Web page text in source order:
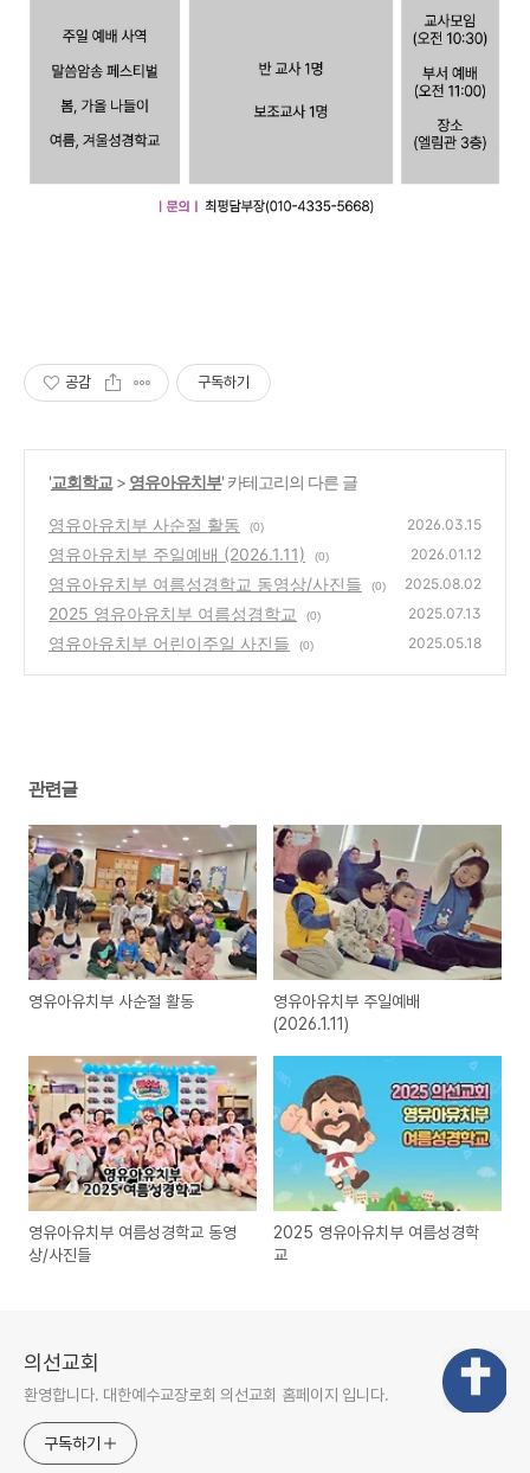
공감 구독하기
'교회학교 > 영유아유치부' 카테고리의 다른 글
영유아유치부 사순절 활동 (0) 2026.03.15
영유아유치부 주일예배 (2026.1.11) (0) 2026.01.12
영유아유치부 여름성경학교 동영상/사진들 (0) 2025.08.02
2025 영유아유치부 여름성경학교 (0) 2025.07.13
영유아유치부 어린이주일 사진들 (0) 2025.05.18
관련글
영유아유치부 사순절 활동
영유아유치부 주일예배
(2026.1.11)
영유아유치부 여름성경학교 동영
상/사진들
2025 영유아유치부 여름성경학
교
의선교회
환영합니다. 대한예수교장로회 의선교회 홈페이지 입니다.
구독하기